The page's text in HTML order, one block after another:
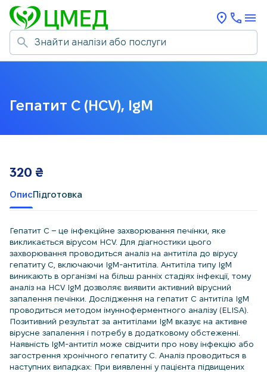
Гепатит C (HCV), IgM
ОписПідготовка
Гепатит C – це інфекційне захворювання печінки, яке
викликається вірусом HCV. Для діагностики цього
захворювання проводиться аналіз на антитіла до вірусу
гепатиту C, включаючи IgM-антитіла. Антитіла типу IgM
виникають в організмі на більш ранніх стадіях інфекції, тому
аналіз на HCV IgM дозволяє виявити активний вірусний
запалення печінки. Дослідження на гепатит C антитіла IgM
проводиться методом імунноферментного аналізу (ELISA).
Позитивний результат за антитілами IgM вказує на активне
вірусне запалення і потребу в додатковому обстеженні.
Наявність IgM-антитіл може свідчити про нову інфекцію або
загострення хронічного гепатиту C. Аналіз проводиться в
наступних випадках: При виявленні у пацієнта підвищених
320 ₴